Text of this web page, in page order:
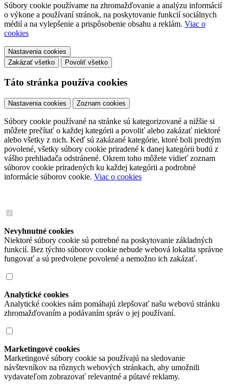
Súbory cookie používame na zhromažďovanie a analýzu informácií
o výkone a používaní stránok, na poskytovanie funkcií sociálnych
médií a na vylepšenie a prispôsobenie obsahu a reklám. Viac o
cookies
Nastavenia cookies
Zakázať všetko
Povoliť všetko
Táto stránka používa cookies
Nastavenia cookies Zoznam cookies
Súbory cookie používané na stránke sú kategorizované a nižšie si
môžete prečítať o každej kategórii a povoliť alebo zakázať niektoré
alebo všetky z nich. Keď sú zakázané kategórie, ktoré boli predtým
povolené, všetky súbory cookie priradené k danej kategórii budú z
vášho prehliadača odstránené. Okrem toho môžete vidieť zoznam
súborov cookie priradených ku každej kategórii a podrobné
informácie súborov cookie. Viac o cookies
Nevyhnutné cookies
Niektoré súbory cookie sú potrebné na poskytovanie základných
funkcií. Bez týchto súborov cookie nebude webová lokalita správne
fungovať a sú predvolene povolené a nemožno ich zakázať.
Analytické cookies
Analytické cookies nám pomáhajú zlepšovať našu webovú stránku
zhromažďovaním a podávaním správ o jej používaní.
Marketingové cookies
Marketingové súbory cookie sa používajú na sledovanie
návštevníkov na rôznych webových stránkach, aby umožnili
vydavateľom zobrazovať relevantné a pútavé reklamy.